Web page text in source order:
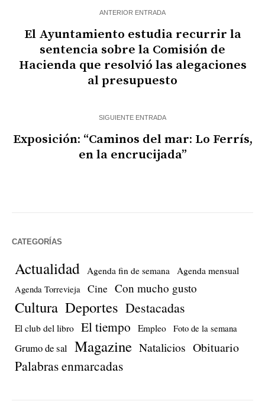
ANTERIOR ENTRADA
El Ayuntamiento estudia recurrir la
sentencia sobre la Comisión de
Hacienda que resolvió las alegaciones
al presupuesto
SIGUIENTE ENTRADA
Exposición: “Caminos del mar: Lo Ferrís,
en la encrucijada”
CATEGORÍAS
Actualidad Agenda fin de semana Agenda mensual
Agenda Torrevieja Cine Con mucho gusto
Cultura Deportes Destacadas
El club del libro El tiempo Empleo Foto de la semana
Grumo de sal Magazine Natalicios Obituario
Palabras enmarcadas